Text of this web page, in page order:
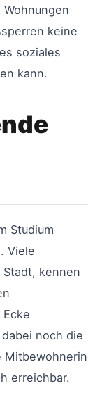
keine
soziales
kann.
Studium
Viele
kennen
noch die
Mitbewohnerin
erreichbar.